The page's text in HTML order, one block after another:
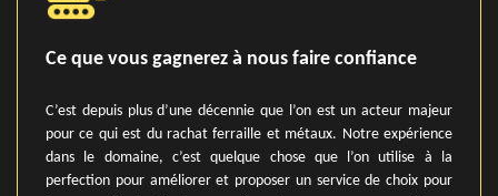
Ce que vous gagnerez à nous faire confiance
C’est depuis plus d’une décennie que l’on est un acteur majeur
pour ce qui est du rachat ferraille et métaux. Notre expérience
dans le domaine, c’est quelque chose que l’on utilise à la
perfection pour améliorer et proposer un service de choix pour